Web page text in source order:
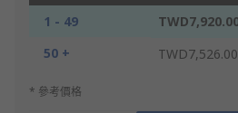
1 - 49
50 +
TWD7,526.00
* 參考價格